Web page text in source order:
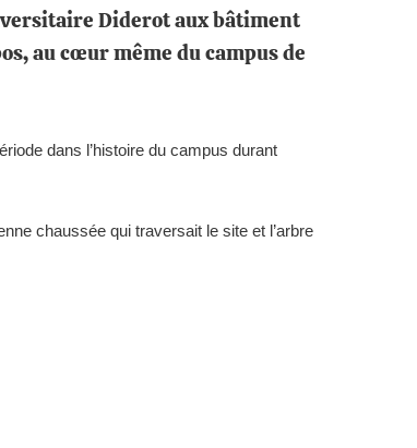
Diderot aux bâtiment
au cœur même du campus de
dans l’histoire du campus durant
chaussée qui traversait le site et l’arbre